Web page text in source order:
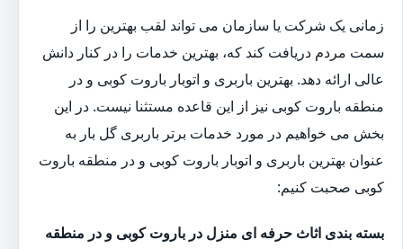
زمانی یک شرکت یا سازمان می تواند لقب بهترین را از
سمت مردم دریافت کند که، بهترین خدمات را در کنار دانش
عالی ارائه دهد. بهترین باربری و اتوبار باروت کوبی و در
منطقه باروت کوبی نیز از این قاعده مستثنا نیست. در این
بخش می خواهیم در مورد خدمات برتر باربری گل بار به
عنوان بهترین باربری و اتوبار باروت کوبی و در منطقه باروت
کوبی صحبت کنیم:
بسته بندی اثاث حرفه ای منزل در باروت کوبی و در منطقه